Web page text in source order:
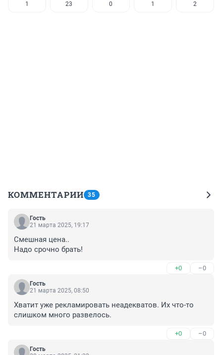
1 23 0 1 2
КОММЕНТАРИИ 35
Гость
21 марта 2025, 19:17
Смешная цена..
Надо срочно брать!
+0 –0
Гость
21 марта 2025, 08:50
Хватит уже рекламировать неадекватов. Их что-то
слишком много развелось.
+0 –0
Гость